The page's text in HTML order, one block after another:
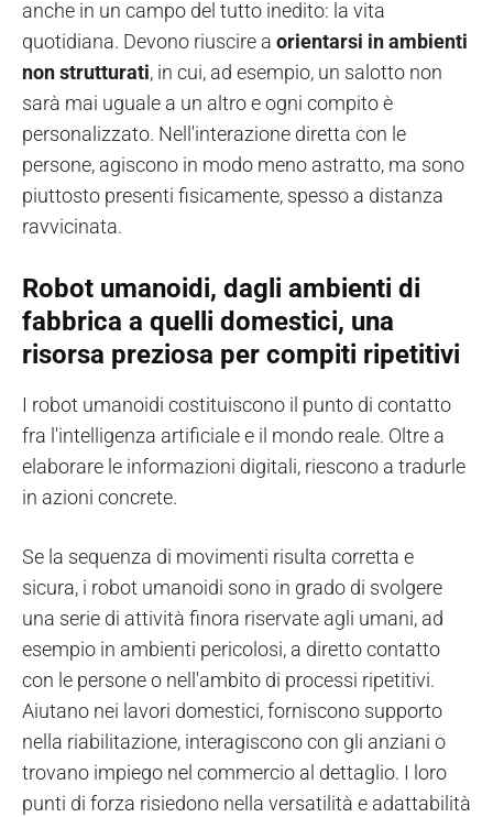
anche in un campo del tutto inedito: la vita
quotidiana. Devono riuscire a orientarsi in ambienti
non strutturati, in cui, ad esempio, un salotto non
sarà mai uguale a un altro e ogni compito è
personalizzato. Nell'interazione diretta con le
persone, agiscono in modo meno astratto, ma sono
piuttosto presenti fisicamente, spesso a distanza
ravvicinata.
Robot umanoidi, dagli ambienti di
fabbrica a quelli domestici, una
risorsa preziosa per compiti ripetitivi
I robot umanoidi costituiscono il punto di contatto
fra l'intelligenza artificiale e il mondo reale. Oltre a
elaborare le informazioni digitali, riescono a tradurle
in azioni concrete.
Se la sequenza di movimenti risulta corretta e
sicura, i robot umanoidi sono in grado di svolgere
una serie di attività finora riservate agli umani, ad
esempio in ambienti pericolosi, a diretto contatto
con le persone o nell'ambito di processi ripetitivi.
Aiutano nei lavori domestici, forniscono supporto
nella riabilitazione, interagiscono con gli anziani o
trovano impiego nel commercio al dettaglio. I loro
punti di forza risiedono nella versatilità e adattabilità